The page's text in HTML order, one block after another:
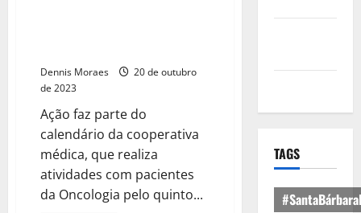
Dennis Moraes
20 de outubro
de 2023
Ação faz parte do
calendário da cooperativa
médica, que realiza
atividades com pacientes
da Oncologia pelo quinto...
TAGS